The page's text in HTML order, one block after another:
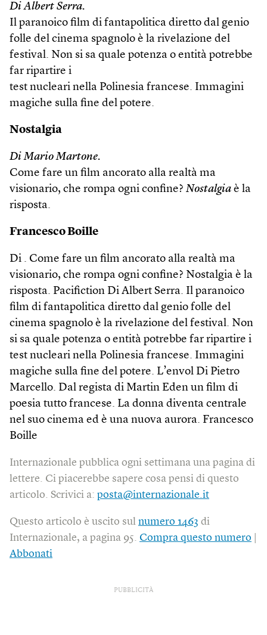
Di Albert Serra.
Il paranoico film di fantapolitica diretto dal genio
folle del cinema spagnolo è la rivelazione del
festival. Non si sa quale potenza o entità potrebbe
far ripartire i
test nucleari nella Polinesia francese. Immagini
magiche sulla fine del potere.
Nostalgia
Di Mario Martone.
Come fare un film ancorato alla realtà ma
visionario, che rompa ogni confine? Nostalgia è la
risposta.
Francesco Boille
Di . Come fare un film ancorato alla realtà ma
visionario, che rompa ogni confine? Nostalgia è la
risposta. Pacifiction Di Albert Serra. Il paranoico
film di fantapolitica diretto dal genio folle del
cinema spagnolo è la rivelazione del festival. Non
si sa quale potenza o entità potrebbe far ripartire i
test nucleari nella Polinesia francese. Immagini
magiche sulla fine del potere. L’envol Di Pietro
Marcello. Dal regista di Martin Eden un film di
poesia tutto francese. La donna diventa centrale
nel suo cinema ed è una nuova aurora. Francesco
Boille
Internazionale pubblica ogni settimana una pagina di
lettere. Ci piacerebbe sapere cosa pensi di questo
articolo. Scrivici a: posta@internazionale.it
Questo articolo è uscito sul numero 1463 di
Internazionale, a pagina 95. Compra questo numero
Abbonati
PUBBLICITÀ